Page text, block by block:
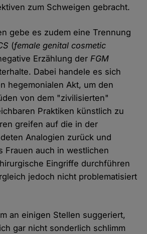
zum Schweigen gebracht.
gebe es zudem eine Trennung
(female genital cosmetic
Erzählung derFGM
Dabei handele es sich
hegemonialen Akt, um den
von dem "zivilisierten"
Praktiken künstlich zu
greifen auf die in der
Analogien zurück und
Frauen auch in westlichen
Eingriffe durchführen
jedoch nicht problematisiert
an einigen Stellen suggeriert,
gar nicht sonderlich schlimm